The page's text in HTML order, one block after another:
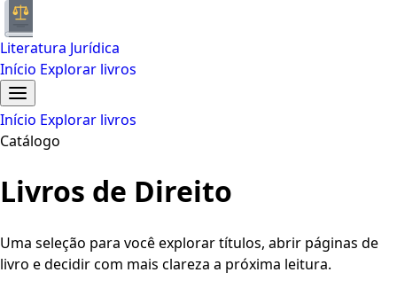
Literatura Jurídica
Início Explorar livros
Início Explorar livros
Catálogo
Livros de Direito
Uma seleção para você explorar títulos, abrir páginas de
livro e decidir com mais clareza a próxima leitura.